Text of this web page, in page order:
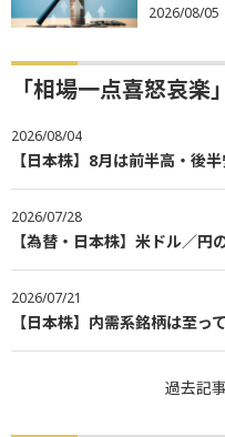
2026/08/05
「相場一点喜怒哀
2026/08/04
【日本株】8月は前半高・後
2026/07/28
【為替・日本株】米ドル／
2026/07/21
【日本株】内需系銘柄は至っ
過去記